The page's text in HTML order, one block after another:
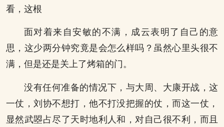
看，这根
面对着来自安敏的不满，成云表明了自己的意
思，这少两分钟究竟是会怎么样吗？虽然心里头很不
满，但是还是关上了烤箱的门。
没有任何准备的情况下，与大周、大康开战，这
一仗，刘协不想打，他不打没把握的仗，而这一仗，
显然武曌占尽了天时地利人和，对自己很不利，而且